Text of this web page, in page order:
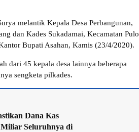
melantik Kepala Desa Perbangunan,
dan Kades Sukadamai, Kecamatan Pulo
Bupati Asahan, Kamis (23/4/2020).
dari 45 kepala desa lainnya beberapa
sengketa pilkades.
Dana Kas
Seluruhnya di